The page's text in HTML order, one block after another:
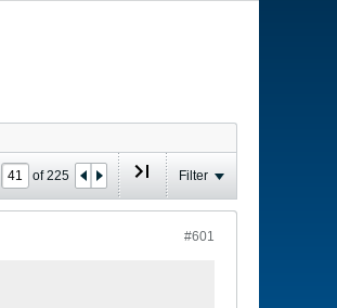
of225 Filter
#601